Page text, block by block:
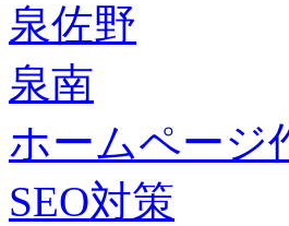
泉佐野
泉南
ホームページ
SEO対策